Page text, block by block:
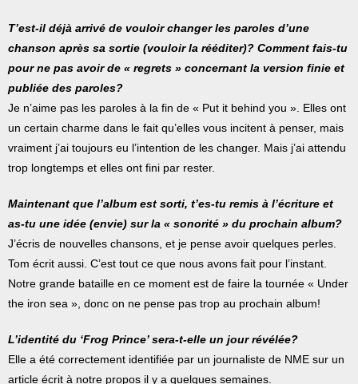
T’est-il déjà arrivé de vouloir changer les paroles d’une
chanson après sa sortie (vouloir la rééditer)? Comment fais-tu
pour ne pas avoir de « regrets » concernant la version finie et
publiée des paroles?
Je n’aime pas les paroles à la fin de « Put it behind you ». Elles ont
un certain charme dans le fait qu’elles vous incitent à penser, mais
vraiment j’ai toujours eu l’intention de les changer. Mais j’ai attendu
trop longtemps et elles ont fini par rester.
Maintenant que l’album est sorti, t’es-tu remis à l’écriture et
as-tu une idée (envie) sur la « sonorité » du prochain album?
J’écris de nouvelles chansons, et je pense avoir quelques perles.
Tom écrit aussi. C’est tout ce que nous avons fait pour l’instant.
Notre grande bataille en ce moment est de faire la tournée « Under
the iron sea », donc on ne pense pas trop au prochain album!
L’identité du ‘Frog Prince’ sera-t-elle un jour révélée?
Elle a été correctement identifiée par un journaliste de NME sur un
article écrit à notre propos il y a quelques semaines.